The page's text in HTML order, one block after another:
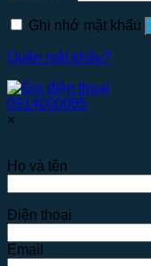
Ghi nhớ mật khẩu
Quên mật khẩu?
0914000065
×
Họ và tên
Điện thoại
Email